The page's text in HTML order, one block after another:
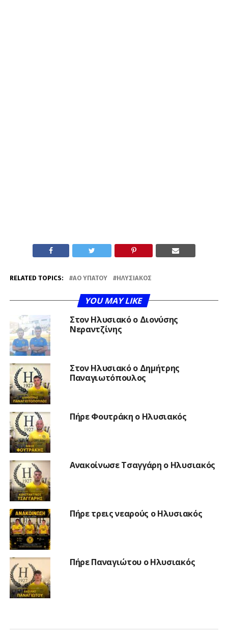
RELATED TOPICS: ΑΟ ΥΠΆΤΟΥ ΗΛΥΣΙΑΚΌΣ
YOU MAY LIKE
Στον Ηλυσιακό ο Διονύσης
Νεραντζίνης
Στον Ηλυσιακό ο Δημήτρης
Παναγιωτόπουλος
Πήρε Φουτράκη ο Ηλυσιακός
Ανακοίνωσε Τσαγγάρη ο Ηλυσιακός
Πήρε τρεις νεαρούς ο Ηλυσιακός
Πήρε Παναγιώτου ο Ηλυσιακός